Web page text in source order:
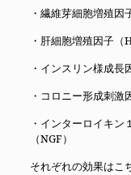
・繊維芽細胞増殖因
・肝細胞増殖因子（
・インスリン様成長
・コロニー形成刺激
・インターロイキ
（NGF）
それぞれの効果はこ